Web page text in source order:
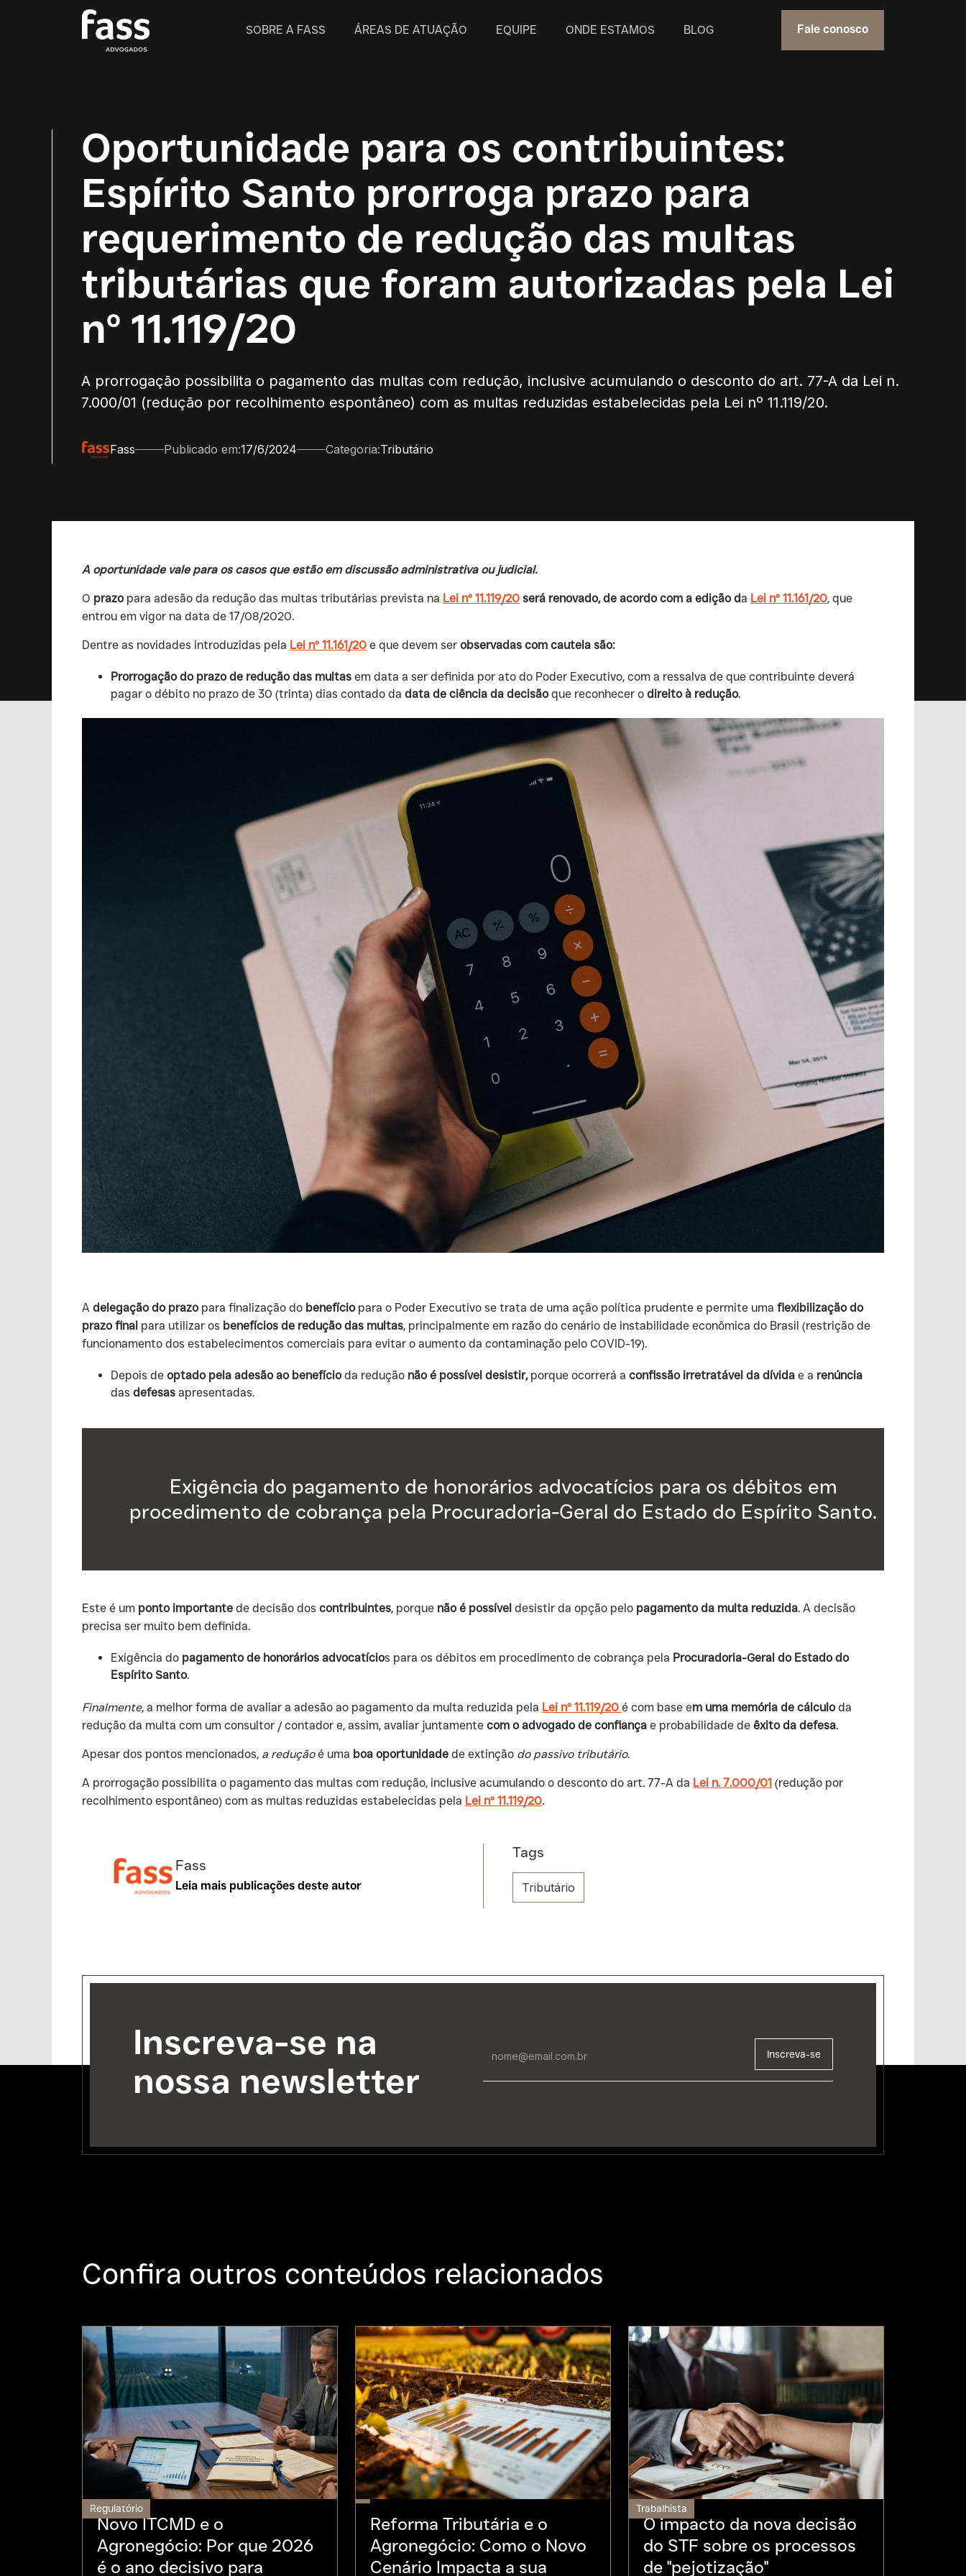
SOBRE A FASS ÁREAS DE ATUAÇÃO EQUIPE ONDE ESTAMOS BLOG Fale conosco
Oportunidade para os contribuintes:
Espírito Santo prorroga prazo para
requerimento de redução das multas
tributárias que foram autorizadas pela Lei
nº 11.119/20
A prorrogação possibilita o pagamento das multas com redução, inclusive acumulando o desconto do art. 77-A da Lei n.
7.000/01 (redução por recolhimento espontâneo) com as multas reduzidas estabelecidas pela Lei nº 11.119/20.
Fass Publicado em:17/6/2024 Categoria:Tributário
A oportunidade vale para os casos que estão em discussão administrativa ou judicial.
‍O prazopara adesão da redução das multas tributárias prevista na Lei nº 11.119/20 será renovado, de acordo com a edição da Lei nº 11.161/20, que
entrou em vigor na data de 17/08/2020.
‍Dentre as novidades introduzidas pela Lei nº 11.161/20 e que devem ser observadas com cautela são:
Prorrogação do prazo de redução das multas em data a ser definida por ato do Poder Executivo, com a ressalva de que contribuinte deverá
pagar o débito no prazo de 30 (trinta) dias contado da data de ciência da decisãoque reconhecer o direito à redução.
‍A delegação do prazopara finalização do benefíciopara o Poder Executivo se trata de uma ação política prudente e permite uma flexibilização do
prazo final para utilizar os benefícios de redução das multas, principalmente em razão do cenário de instabilidade econômica do Brasil (restrição de
funcionamento dos estabelecimentos comerciais para evitar o aumento da contaminação pelo COVID-19).
Depois de optado pela adesão ao benefícioda redução não é possível desistir,porque ocorrerá a confissão irretratável da dívida e a renúncia
das defesas apresentadas.
Exigência do pagamento de honorários advocatícios para os débitos em
procedimento de cobrança pela Procuradoria-Geral do Estado do Espírito Santo.
‍Este é um ponto importante de decisão dos contribuintes, porque não é possível desistir da opção pelo pagamento da multa reduzida. A decisão
precisa ser muito bem definida.
Exigência do pagamento de honorários advocatícios para os débitos em procedimento de cobrança pela Procuradoria-Geral do Estado do
Espírito Santo.
Finalmente, a melhor forma de avaliar a adesão ao pagamento da multa reduzida pela Lei nº 11.119/20 é com base em uma memória de cálculoda
redução da multa com um consultor / contador e, assim, avaliar juntamente com o advogado de confiança e probabilidade de êxito da defesa.
‍Apesar dos pontos mencionados, a reduçãoé uma boa oportunidade de extinção do passivo tributário.
‍A prorrogação possibilita o pagamento das multas com redução, inclusive acumulando o desconto do art. 77-A da Lei n. 7.000/01 (redução por
recolhimento espontâneo) com as multas reduzidas estabelecidas pela Lei nº 11.119/20.
Fass
Leia mais publicações deste autor
Tags
Tributário
Inscreva-se na
nossa newsletter
Confira outros conteúdos relacionados
Regulatório
Novo ITCMD e o
Agronegócio: Por que 2026
é o ano decisivo para
Reforma Tributária e o
Agronegócio: Como o Novo
Cenário Impacta a sua
Trabalhista
O impacto da nova decisão
do STF sobre os processos
de "pejotização"